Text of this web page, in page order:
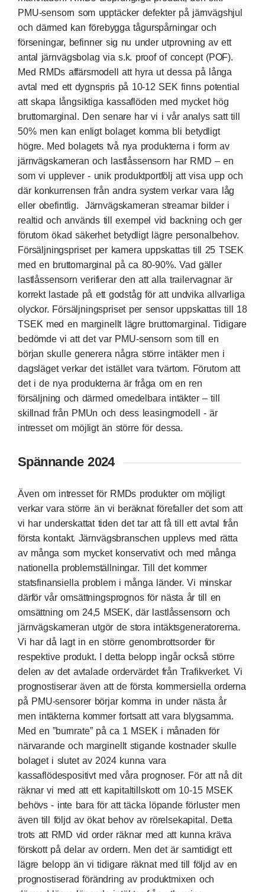
PMU-sensorn som upptäcker defekter på järnvägshjul
och därmed kan förebygga tågurspårningar och
förseningar, befinner sig nu under utprovning av ett
antal järnvägsbolag via s.k. proof of concept (POF).
Med RMDs affärsmodell att hyra ut dessa på långa
avtal med ett dygnspris på 10-12 SEK finns potential
att skapa långsiktiga kassaflöden med mycket hög
bruttomarginal. Den senare har vi i vår analys satt till
50% men kan enligt bolaget komma bli betydligt
högre. Med bolagets två nya produkterna i form av
järnvägskameran och lastlåssensorn har RMD – en
som vi upplever - unik produktportfölj att visa upp och
där konkurrensen från andra system verkar vara låg
eller obefintlig. Järnvägskameran streamar bilder i
realtid och används till exempel vid backning och ger
förutom ökad säkerhet betydligt lägre personalbehov.
Försäljningspriset per kamera uppskattas till 25 TSEK
med en bruttomarginal på ca 80-90%. Vad gäller
lastlåssensorn verifierar den att alla trailervagnar är
korrekt lastade på ett godståg för att undvika allvarliga
olyckor. Försäljningspriset per sensor uppskattas till 18
TSEK med en marginellt lägre bruttomarginal. Tidigare
bedömde vi att det var PMU-sensorn som till en
början skulle generera några större intäkter men i
dagsläget verkar det istället vara tvärtom. Förutom att
det i de nya produkterna är fråga om en ren
försäljning och därmed omedelbara intäkter – till
skillnad från PMUn och dess leasingmodell - är
intresset om möjligt än större för dessa.
Spännande 2024
Även om intresset för RMDs produkter om möjligt
verkar vara större än vi beräknat förefaller det som att
vi har underskattat tiden det tar att få till ett avtal från
första kontakt. Järnvägsbranschen upplevs med rätta
av många som mycket konservativt och med många
nationella problemställningar. Till det kommer
statsfinansiella problem i många länder. Vi minskar
därför vår omsättningsprognos för nästa år till en
omsättning om 24,5 MSEK, där lastlåssensorn och
järnvägskameran utgör de stora intäktsgeneratorerna.
Vi har då lagt in en större genombrottsorder för
respektive produkt. I detta belopp ingår också större
delen av det avtalade ordervärdet från Trafikverket. Vi
prognostiserar även att de första kommersiella orderna
på PMU-sensorer börjar komma in under nästa år
men intäkterna kommer fortsatt att vara blygsamma.
Med en ”burnrate” på ca 1 MSEK i månaden för
närvarande och marginellt stigande kostnader skulle
bolaget i slutet av 2024 kunna vara
kassaflödespositivt med våra prognoser. För att nå dit
räknar vi med att ett kapitaltillskott om 10-15 MSEK
behövs - inte bara för att täcka löpande förluster men
även till följd av ökat behov av rörelsekapital. Detta
trots att RMD vid order räknar med att kunna kräva
förskott på delar av ordern. Men det är samtidigt ett
lägre belopp än vi tidigare räknat med till följd av en
prognostiserad förändring av produktmixen och